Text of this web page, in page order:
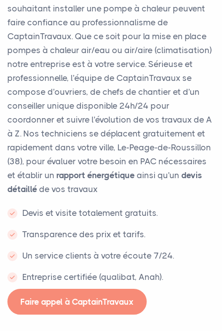
souhaitant installer une pompe à chaleur peuvent
faire confiance au professionnalisme de
CaptainTravaux. Que ce soit pour la mise en place
pompes à chaleur air/eau ou air/aire (climatisation)
notre entreprise est à votre service. Sérieuse et
professionnelle, l'équipe de CaptainTravaux se
compose d'ouvriers, de chefs de chantier et d'un
conseiller unique disponible 24h/24 pour
coordonner et suivre l'évolution de vos travaux de A
à Z. Nos techniciens se déplacent gratuitement et
rapidement dans votre ville, Le-Peage-de-Roussillon
(38), pour évaluer votre besoin en PAC nécessaires
et établir un rapport énergétique ainsi qu'un devis
détaillé de vos travaux
Devis et visite totalement gratuits.
Transparence des prix et tarifs.
Un service clients à votre écoute 7/24.
Entreprise certifiée (qualibat, Anah).
Faire appel à CaptainTravaux